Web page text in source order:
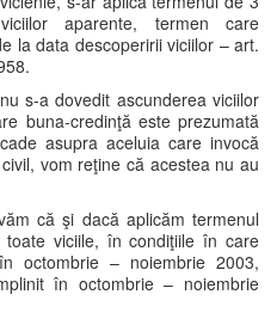
aparente, termen care
la data descoperirii viciilor – art.
s-a dovedit ascunderea viciilor
buna-credinţă este prezumată
asupra aceluia care invocă
vom reţine că acestea nu au
că şi dacă aplicăm termenul
viciile, în condiţiile în care
octombrie – noiembrie 2003,
în octombrie – noiembrie